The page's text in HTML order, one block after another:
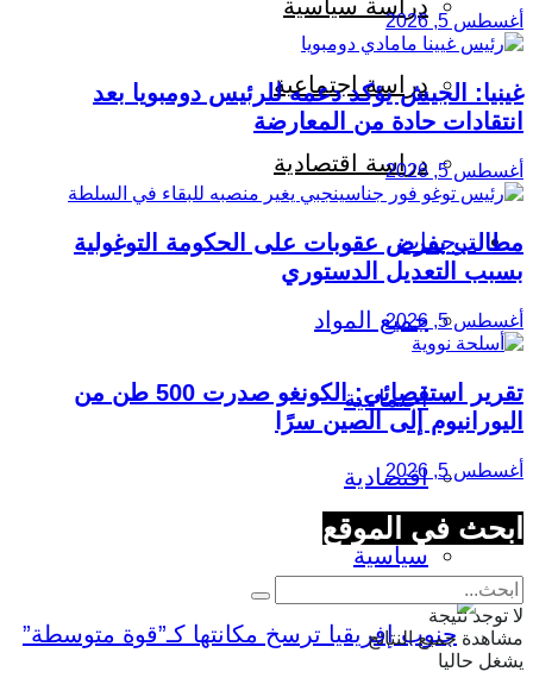
دراسة سياسية
دراسة اجتماعية
دراسة اقتصادية
ترجمات
جميع المواد
اجتماعية
اقتصادية
سياسية
أغسطس 5, 2026
غينيا: الجيش يؤكد دعمه للرئيس دومبويا بعد
انتقادات حادة من المعارضة
أغسطس 5, 2026
مطالب بفرض عقوبات على الحكومة التوغولية
بسبب التعديل الدستوري
أغسطس 5, 2026
تقرير استقصائي: الكونغو صدرت 500 طن من
اليورانيوم إلى الصين سرًا
أغسطس 5, 2026
ابحث في الموقع
لا توجد نتيجة
مشاهدة جميع النتائج
يشغل حاليا